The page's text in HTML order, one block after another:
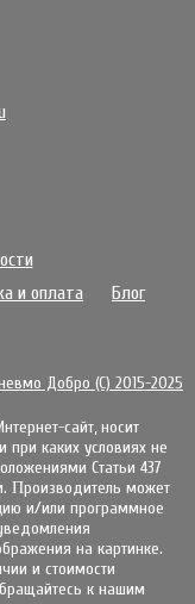
и оплата
Блог
Добро (С) 2015-2025
сайт, носит
каких условиях не
Статьи 437
Πpoизвoдитeль мoжeт
и/или пpoгpaммнoe
на картинке.
и стоимости
к нашим